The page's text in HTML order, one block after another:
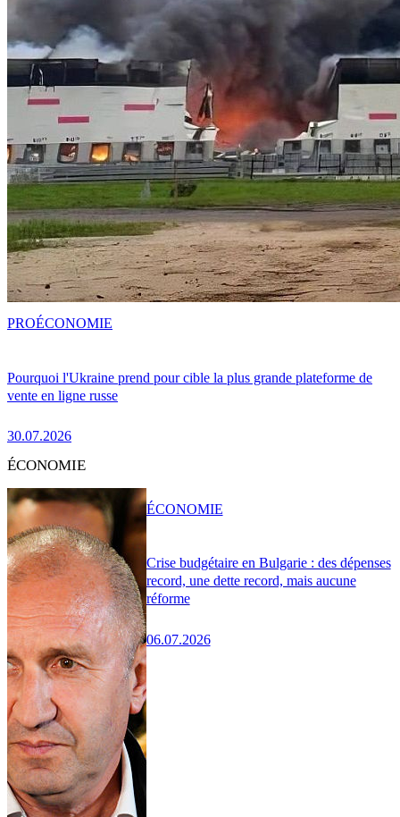
Pourquoi l'Ukraine prend pour cible la plus grande plateforme de
vente en ligne russe
30.07.2026
PROÉCONOMIE
ÉCONOMIE
Crise budgétaire en Bulgarie : des dépenses
record, une dette record, mais aucune
réforme
06.07.2026
ÉCONOMIE